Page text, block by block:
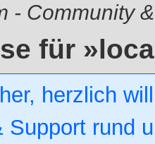
- Community
für
herzlich
Support rund